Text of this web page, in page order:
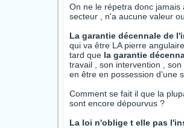
On ne le répetra donc jamais
secteur , n'a aucune valeur
La garantie décennale de
qui va être LA pierre
tard que la garantie
travail , son intervention ,
en être en possession d'une
Comment se fait il que la
sont encore dépourvus ?
La loi n'oblige t elle pas